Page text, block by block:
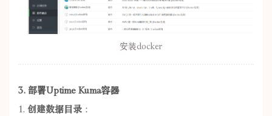
安装docker
3. 部署Uptime Kuma容器
创建数据目录 ：